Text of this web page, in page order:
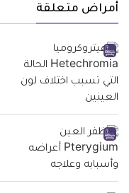
أمراض متعلقة